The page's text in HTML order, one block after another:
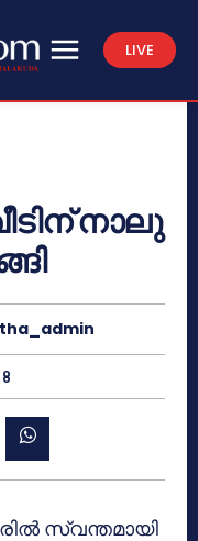
LIVE
നാലു
സ്വന്തമായി